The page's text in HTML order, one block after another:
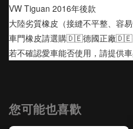
VW Tiguan 2016年後款
大陸劣質橡皮（接縫不平整、容易
車門橡皮請選購🇩🇪德國正廠🇩🇪
若不確認愛車能否使用，請提供
您可能也喜歡